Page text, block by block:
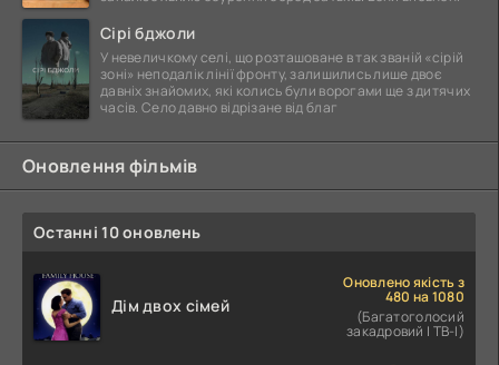
Сірі бджоли
У невеличкому селі, що розташоване в так званій «сірій
зоні» неподалік лінії фронту, залишились лише двоє
давніх знайомих, які колись були ворогами ще з дитячих
часів. Село давно відрізане від благ
Оновлення фільмів
Останні 10 оновлень
Дім двох сімей
Оновлено якість з
480 на 1080
(Багатоголосий
закадровий | ТВ-І)